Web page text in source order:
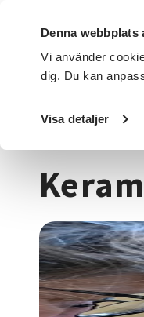
Denna webbplats
Vi använder
dig. Du kan
Visa detaljer
DET HÄR GÖR VI
Startsida / Kurser